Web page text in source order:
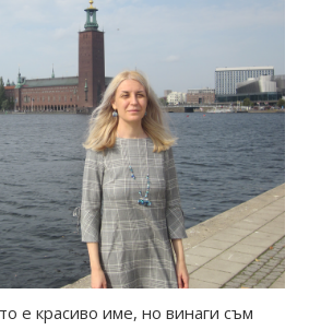
е красиво име, но винаги съм